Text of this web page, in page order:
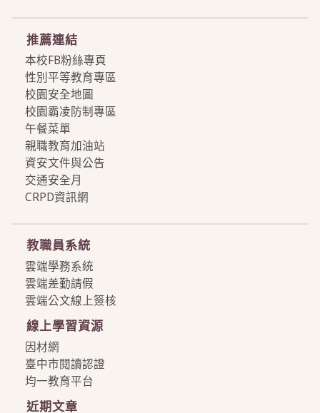
推薦連結
本校FB粉絲專頁
性別平等教育專區
校園安全地圖
校園霸凌防制專區
午餐菜單
親職教育加油站
資安文件與公告
交通安全月
CRPD資訊網
教職員系統
雲端學務系統
雲端差勤請假
雲端公文線上簽核
線上學習資源
因材網
臺中市閱讀認證
均一教育平台
近期文章